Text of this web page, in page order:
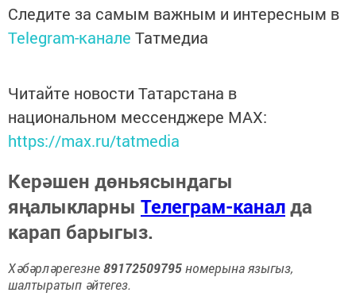
Следите за самым важным и интересным в
Telegram-канале Татмедиа
Читайте новости Татарстана в
национальном мессенджере MАХ:
https://max.ru/tatmedia
Керәшен дөньясындагы
яңалыкларны Телеграм-каналда
карап барыгыз.
Хәбәрләрегезне89172509795номерына языгыз,
шалтыратып әйтегез.